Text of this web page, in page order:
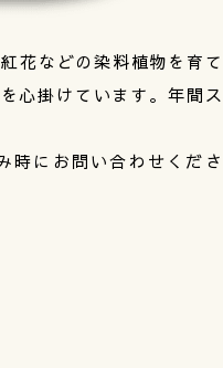
花などの染料植物を育て
心掛けています。年間ス
時にお問い合わせくださ